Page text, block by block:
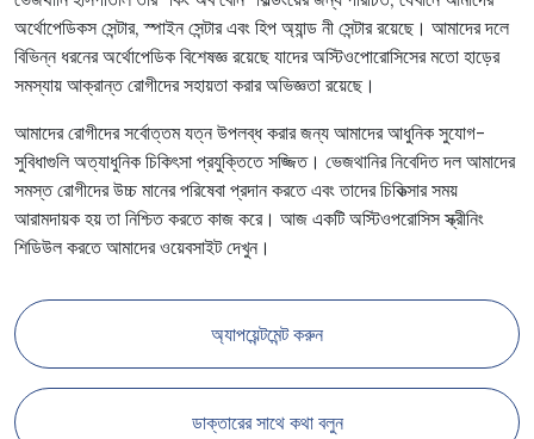
অর্থোপেডিকস সেন্টার, স্পাইন সেন্টার এবং হিপ অ্যান্ড নী সেন্টার রয়েছে। আমাদের দলে
বিভিন্ন ধরনের অর্থোপেডিক বিশেষজ্ঞ রয়েছে যাদের অস্টিওপোরোসিসের মতো হাড়ের
সমস্যায় আক্রান্ত রোগীদের সহায়তা করার অভিজ্ঞতা রয়েছে।
আমাদের রোগীদের সর্বোত্তম যত্ন উপলব্ধ করার জন্য আমাদের আধুনিক সুযোগ-
সুবিধাগুলি অত্যাধুনিক চিকিৎসা প্রযুক্তিতে সজ্জিত। ভেজথানির নিবেদিত দল আমাদের
সমস্ত রোগীদের উচ্চ মানের পরিষেবা প্রদান করতে এবং তাদের চিকিত্সার সময়
আরামদায়ক হয় তা নিশ্চিত করতে কাজ করে। আজ একটি অস্টিওপরোসিস স্ক্রীনিং
শিডিউল করতে আমাদের ওয়েবসাইট দেখুন।
অ্যাপয়েন্টমেন্ট করুন
ডাক্তারের সাথে কথা বলুন